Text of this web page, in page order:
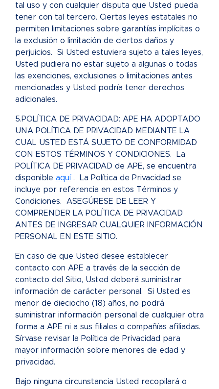
tal uso y con cualquier disputa que Usted pueda
tener con tal tercero. Ciertas leyes estatales no
permiten limitaciones sobre garantías implícitas o
la exclusión o limitación de ciertos daños y
perjuicios. Si Usted estuviera sujeto a tales leyes,
Usted pudiera no estar sujeto a algunas o todas
las exenciones, exclusiones o limitaciones antes
mencionadas y Usted podría tener derechos
adicionales.
5.POLÍTICA DE PRIVACIDAD: APE HA ADOPTADO
UNA POLÍTICA DE PRIVACIDAD MEDIANTE LA
CUAL USTED ESTÁ SUJETO DE CONFORMIDAD
CON ESTOS TÉRMINOS Y CONDICIONES. La
POLÍTICA DE PRIVACIDAD de APE, se encuentra
disponible aquí. La Política de Privacidad se
incluye por referencia en estos Términos y
Condiciones. ASEGÚRESE DE LEER Y
COMPRENDER LA POLÍTICA DE PRIVACIDAD
ANTES DE INGRESAR CUALQUIER INFORMACIÓN
PERSONAL EN ESTE SITIO.
En caso de que Usted desee establecer
contacto con APE a través de la sección de
contacto del Sitio, Usted deberá suministrar
información de carácter personal. Si Usted es
menor de dieciocho (18) años, no podrá
suministrar información personal de cualquier otra
forma a APE ni a sus filiales o compañías afiliadas.
Sírvase revisar la Política de Privacidad para
mayor información sobre menores de edad y
privacidad.
Bajo ninguna circunstancia Usted recopilará o